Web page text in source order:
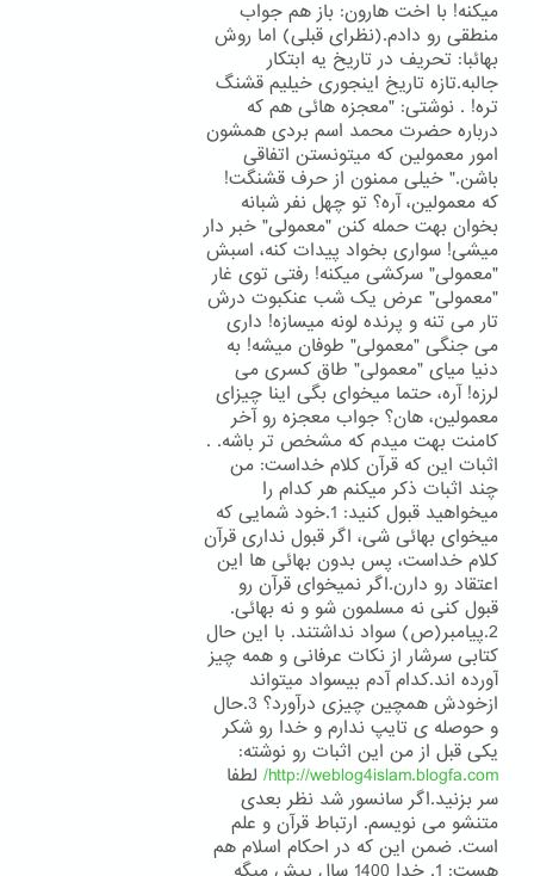
میکنه! با اخت هارون: باز هم جواب
منطقی رو دادم.(نظرای قبلی) اما روش
بهائبا: تحریف در تاریخ یه ابتکار
جالبه.تازه تاریخ اینجوری خیلیم قشنگ
تره! . نوشتی: "معجزه هائی هم که
درباره حضرت محمد اسم بردی همشون
امور معمولین که میتونستن اتفاقی
باشن." خیلی ممنون از حرف قشنگت!
که معمولین، آره؟ تو چهل نفر شبانه
بخوان بهت حمله کنن "معمولی" خبر دار
میشی! سواری بخواد پیدات کنه، اسبش
"معمولی" سرکشی میکنه! رفتی توی غار
"معمولی" عرض یک شب عنکبوت درش
تار می تنه و پرنده لونه میسازه! داری
می جنگی "معمولی" طوفان میشه! به
دنیا میای "معمولی" طاق کسری می
لرزه! آره، حتما میخوای بگی اینا چیزای
معمولین، هان؟ جواب معجزه رو آخر
کامنت بهت میدم که مشخص تر باشه. .
اثبات این که قرآن کلام خداست: من
چند اثبات ذکر میکنم هر کدام را
میخواهید قبول کنید: 1.خود شمایی که
میخوای بهائی شی، اگر قبول نداری قرآن
کلام خداست، پس بدون بهائی ها این
اعتقاد رو دارن.اگر نمیخوای قرآن رو
قبول کنی نه مسلمون شو و نه بهائی.
2.پیامبر(ص) سواد نداشتند. با این حال
کتابی سرشار از نکات عرفانی و همه چیز
آورده اند.کدام آدم بیسواد میتواند
ازخودش همچین چیزی درآورد؟ 3.حال
و حوصله ی تایپ ندارم و خدا رو شکر
یکی قبل از من این اثبات رو نوشته:
http://weblog4islam.blogfa.com/ لطفا
سر بزنید.اگر سانسور شد نظر بعدی
متنشو می نویسم. ارتباط قرآن و علم
است. ضمن این که در احکام اسلام هم